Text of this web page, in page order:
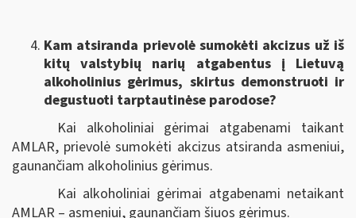
Kam atsiranda prievolė sumokėti akcizus už iš
kitų valstybių narių atgabentus į Lietuvą
alkoholinius gėrimus, skirtus demonstruoti ir
degustuoti tarptautinėse parodose?
Kai alkoholiniai gėrimai atgabenami taikant
AMLAR, prievolė sumokėti akcizus atsiranda asmeniui,
gaunančiam alkoholinius gėrimus.
Kai alkoholiniai gėrimai atgabenami netaikant
AMLAR – asmeniui, gaunančiam šiuos gėrimus.